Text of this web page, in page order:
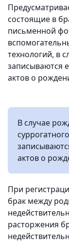
состоящие в
письменной
технологий, в
записываются
актов о
В случае
актов о
При
брак между
расторжения